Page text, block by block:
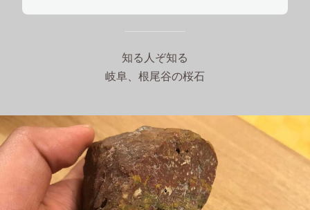
知る人ぞ知る
岐阜、根尾谷の桜石